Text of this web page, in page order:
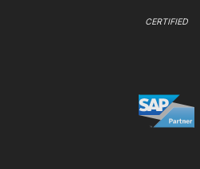
CERTIFIED